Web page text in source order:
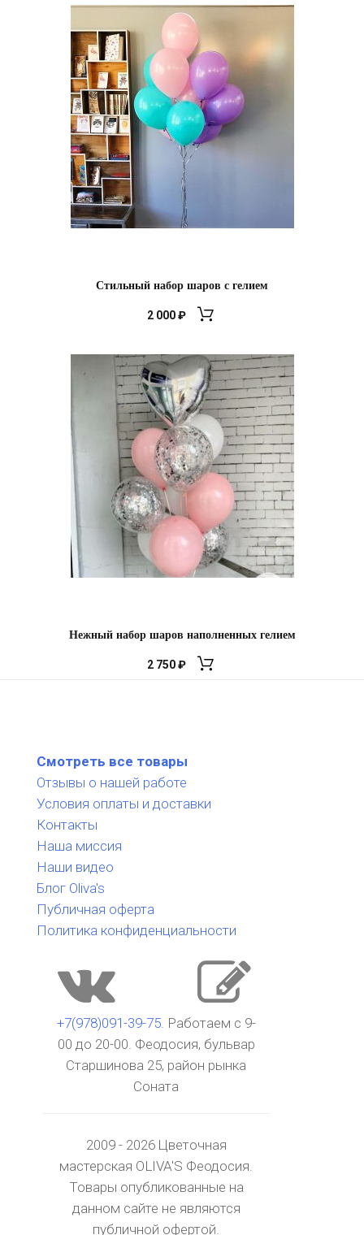
Стильный набор шаров с гелием
2 000₽
Нежный набор шаров наполненных гелием
2 750₽
Смотреть все товары
Отзывы о нашей работе
Условия оплаты и доставки
Контакты
Наша миссия
Наши видео
Блог Oliva's
Публичная оферта
Политика конфиденциальности
+7(978)091-39-75. Работаем с 9-
00 до 20-00. Феодосия, бульвар
Старшинова 25, район рынка
Соната
2009 - 2026 Цветочная
мастерская OLIVA'S Феодосия.
Товары опубликованные на
данном сайте не являются
публичной офертой.